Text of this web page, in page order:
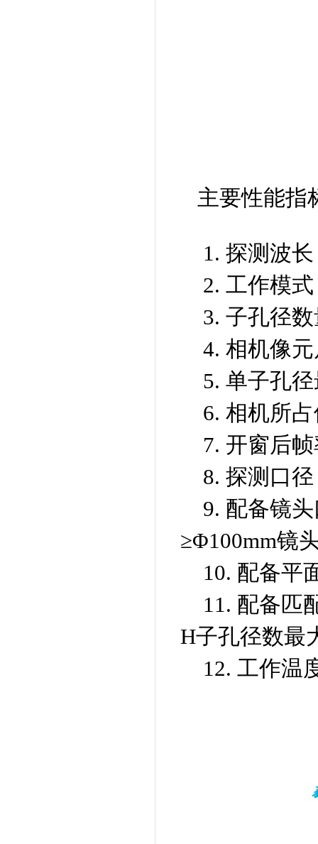
主要性能指
1. 探测波
2. 工作模
3. 子孔径
4. 相机像
5. 单子孔
6. 相机所
7. 开窗后
8. 探测口
9. 配备镜
≥Φ100mm镜
10. 配备平
11. 配备匹
H子孔径数最
12. 工作温